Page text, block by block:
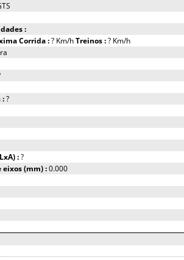
:
Corrida :? Km/hTreinos :? Km/h
:?
:?
(mm) :0.000